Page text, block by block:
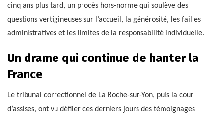
cinq ans plus tard, un procès hors-norme qui soulève des
questions vertigineuses sur l’accueil, la générosité, les failles
administratives et les limites de la responsabilité individuelle.
Un drame qui continue de hanter la
France
Le tribunal correctionnel de La Roche-sur-Yon, puis la cour
d’assises, ont vu défiler ces derniers jours des témoignages